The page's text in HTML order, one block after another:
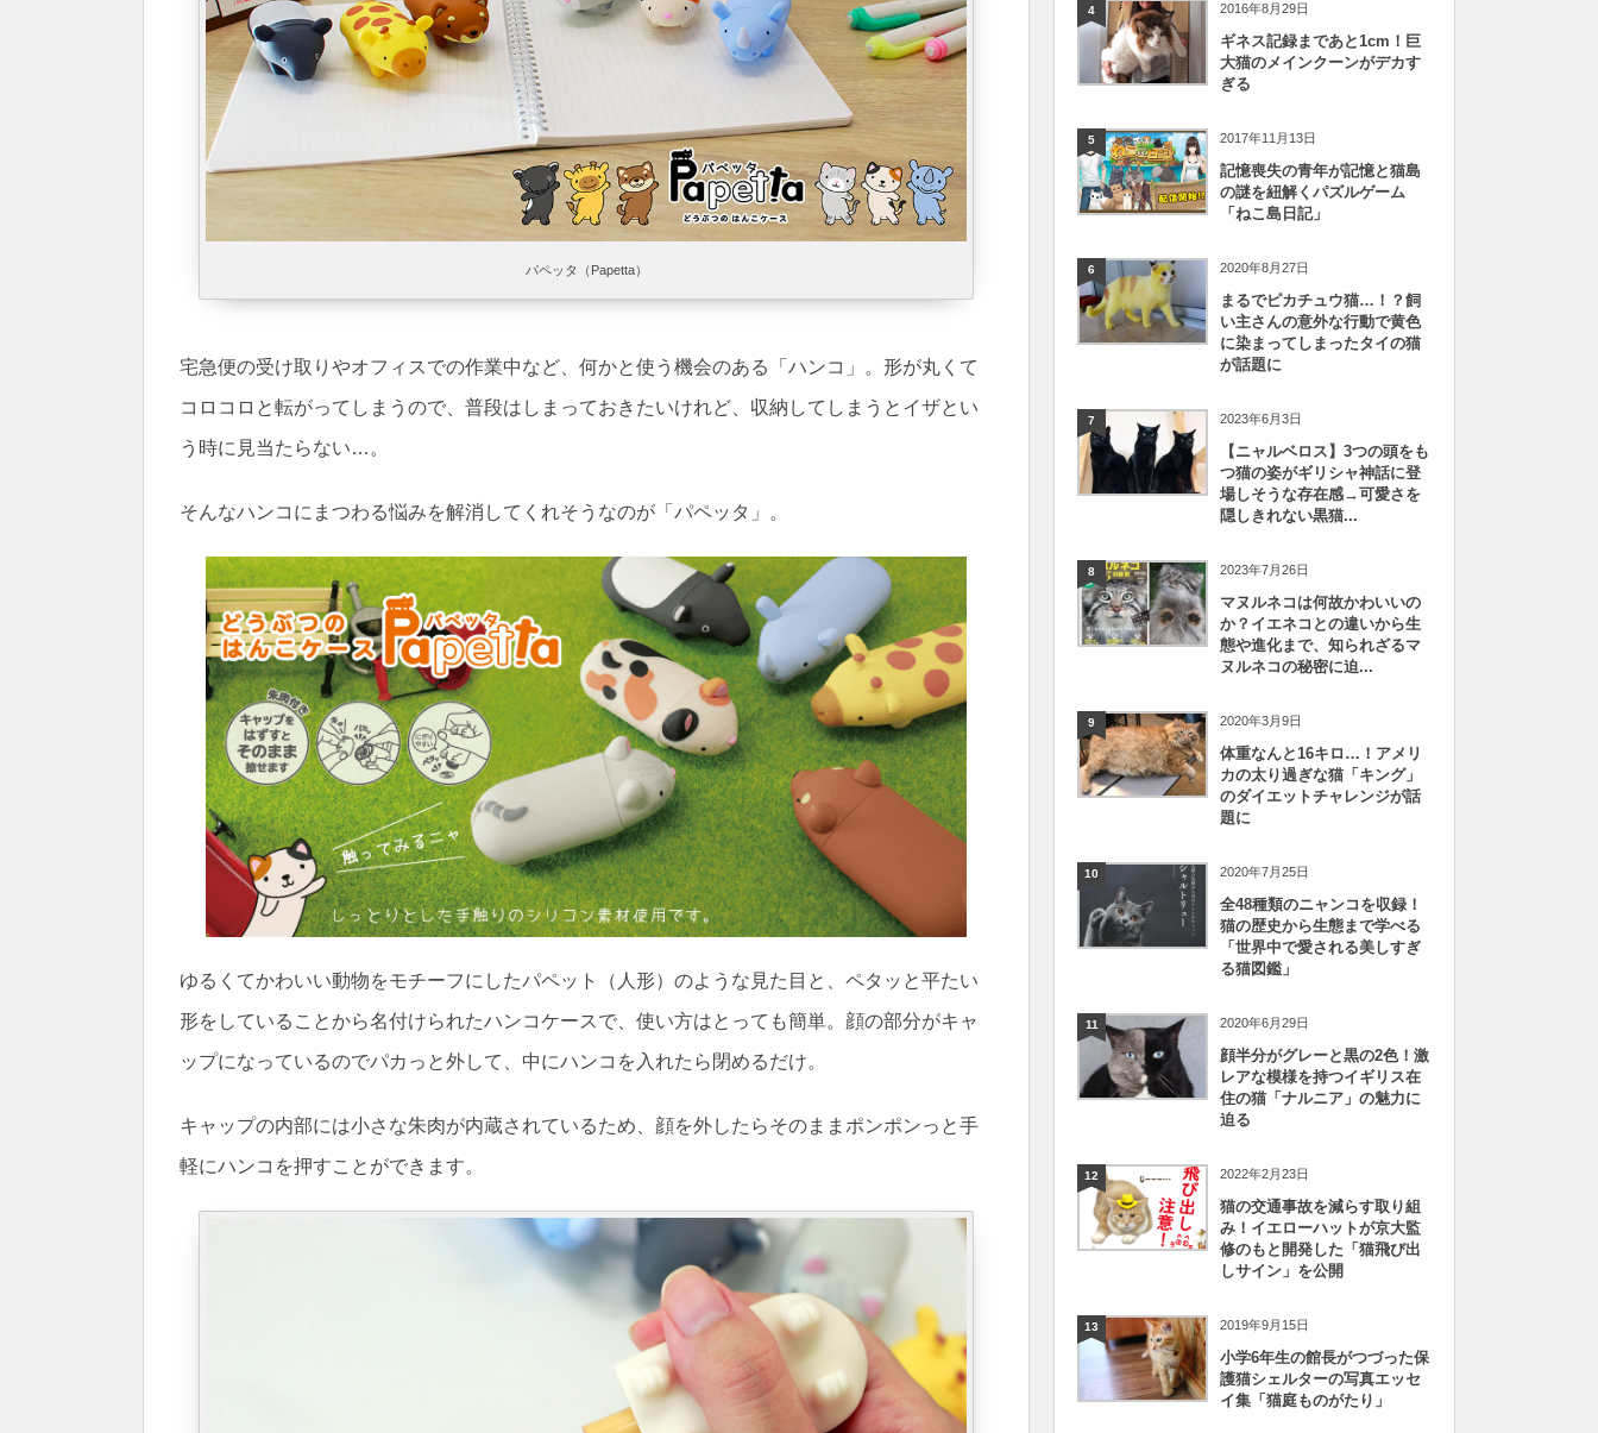
パペッタ（Papetta）
宅急便の受け取りやオフィスでの作業中など、何かと使う機会のある「ハンコ」。形が丸くて
コロコロと転がってしまうので、普段はしまっておきたいけれど、収納してしまうとイザとい
う時に見当たらない…。
そんなハンコにまつわる悩みを解消してくれそうなのが「パペッタ」。
ゆるくてかわいい動物をモチーフにしたパペット（人形）のような見た目と、ペタッと平たい
形をしていることから名付けられたハンコケースで、使い方はとっても簡単。顔の部分がキャ
ップになっているのでパカっと外して、中にハンコを入れたら閉めるだけ。
キャップの内部には小さな朱肉が内蔵されているため、顔を外したらそのままポンポンっと手
軽にハンコを押すことができます。
4 2016年8月29日
ギネス記録まであと1cm！巨
大猫のメインクーンがデカす
ぎる
5 2017年11月13日
記憶喪失の青年が記憶と猫島
の謎を紐解くパズルゲーム
「ねこ島日記」
6 2020年8月27日
まるでピカチュウ猫…！？飼
い主さんの意外な行動で黄色
に染まってしまったタイの猫
が話題に
7 2023年6月3日
【ニャルベロス】3つの頭をも
つ猫の姿がギリシャ神話に登
場しそうな存在感→可愛さを
隠しきれない黒猫...
8 2023年7月26日
マヌルネコは何故かわいいの
か？イエネコとの違いから生
態や進化まで、知られざるマ
ヌルネコの秘密に迫...
9 2020年3月9日
体重なんと16キロ…！アメリ
カの太り過ぎな猫「キング」
のダイエットチャレンジが話
題に
10 2020年7月25日
全48種類のニャンコを収録！
猫の歴史から生態まで学べる
「世界中で愛される美しすぎ
る猫図鑑」
11 2020年6月29日
顔半分がグレーと黒の2色！激
レアな模様を持つイギリス在
住の猫「ナルニア」の魅力に
迫る
12 2022年2月23日
猫の交通事故を減らす取り組
み！イエローハットが京大監
修のもと開発した「猫飛び出
しサイン」を公開
13 2019年9月15日
小学6年生の館長がつづった保
護猫シェルターの写真エッセ
イ集「猫庭ものがたり」